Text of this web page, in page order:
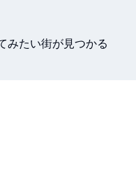
みたい街が見つかる